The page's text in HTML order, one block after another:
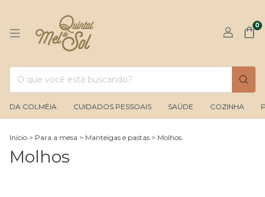
0
DA COLMÉIA CUIDADOS PESSOAIS SAÚDE COZINHA
Início > Para a mesa > Manteigas e pastas > Molhos
Molhos